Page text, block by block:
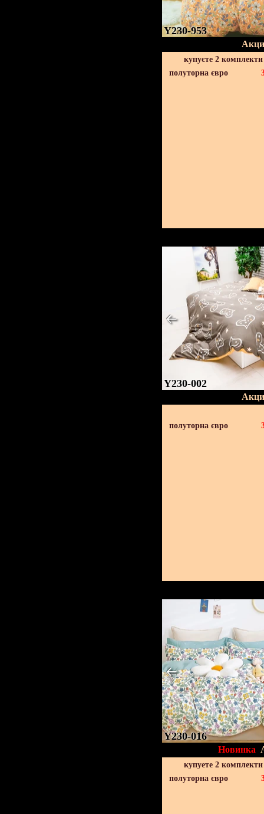
Y230-953
купуєте 2
полуторна євро
Y230-002
полуторна євро
Y230-016
Новинка
купуете 2
полуторна євро